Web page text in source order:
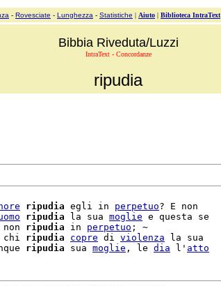
- Rovesciate - Lunghezza - Statistiche | Aiuto | Biblioteca IntraText
Bibbia Riveduta/Luzzi
IntraText - Concordanze
ripudia
ripudia egli in perpetuo? E non
ripudia la sua moglie e questa se
non ripudia in perpetuo ; ~
chi ripudia copre di violenza la sua
ripudia sua moglie , le dia l' atto